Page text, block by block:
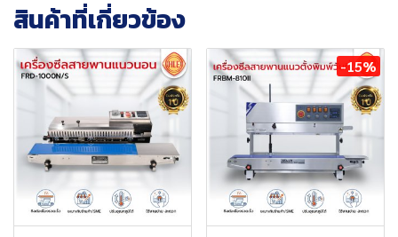
สินค้าที่เกี่ยวข้อง
-15%